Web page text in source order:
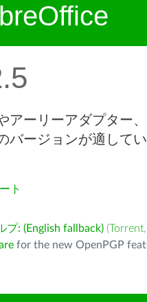
アーリーアダプター
バージョンが適して
ト
プ: (English fallback) (Torrent
for the new OpenPGP